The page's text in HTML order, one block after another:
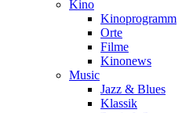
Kino
Kinoprogramm
Orte
Filme
Kinonews
Music
Jazz & Blues
Klassik